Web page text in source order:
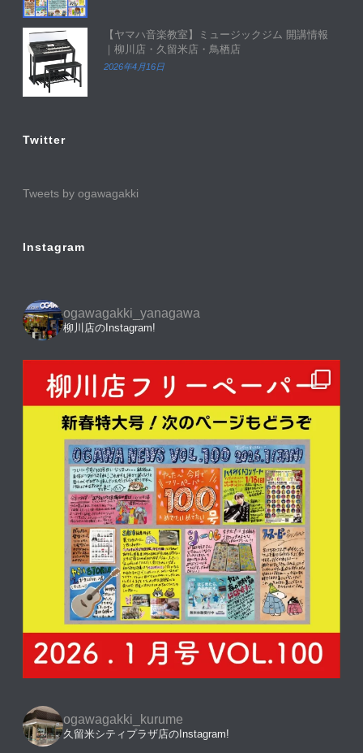
【ヤマハ音楽教室】ミュージックジム 開講情報
｜柳川店・久留米店・鳥栖店
2026年4月16日
Twitter
Tweets by ogawagakki
Instagram
ogawagakki_yanagawa
柳川店のInstagram!
ogawagakki_kurume
久留米シティプラザ店のInstagram!